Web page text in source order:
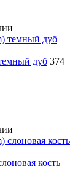
дуб 374
кость